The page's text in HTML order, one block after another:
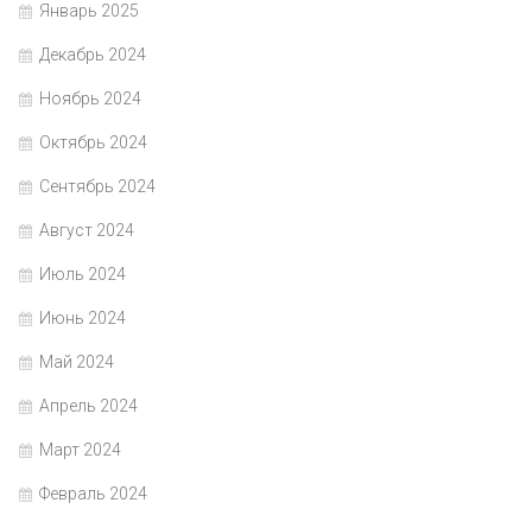
Январь 2025
Декабрь 2024
Ноябрь 2024
Октябрь 2024
Сентябрь 2024
Август 2024
Июль 2024
Июнь 2024
Май 2024
Апрель 2024
Март 2024
Февраль 2024